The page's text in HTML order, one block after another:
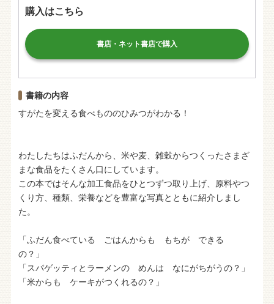
購入はこちら
書店・ネット書店で購入
書籍の内容
すがたを変える食べもののひみつがわかる！
わたしたちはふだんから、米や麦、雑穀からつくったさまざ
まな食品をたくさん口にしています。
この本ではそんな加工食品をひとつずつ取り上げ、原料やつ
くり方、種類、栄養などを豊富な写真とともに紹介しまし
た。
「ふだん食べている ごはんからも もちが できる
の？」
「スパゲッティとラーメンの めんは なにがちがうの？」
「米からも ケーキがつくれるの？」